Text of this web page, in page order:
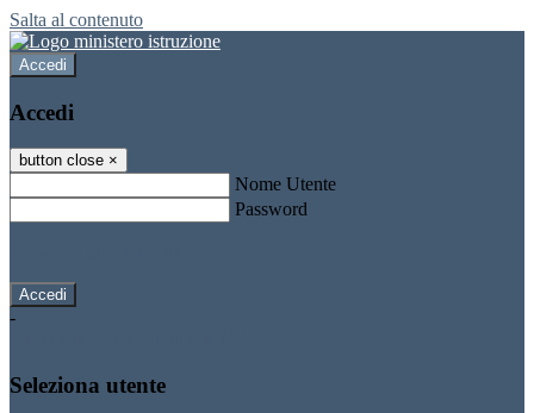
Salta al contenuto
Accedi
Accedi
button close ×
Nome Utente
Password
-
Seleziona utente